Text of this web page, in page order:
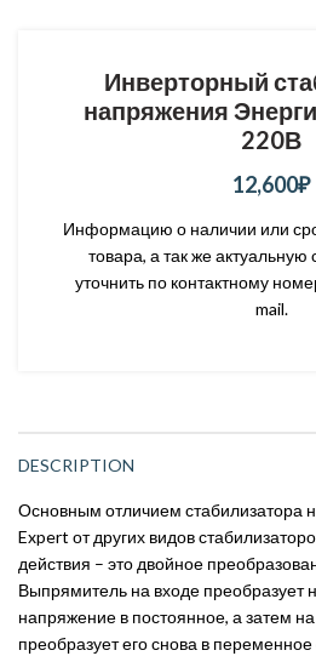
Инверторный
напряжения
220В
12,600₽
Информацию о наличии или
товара, а так же
уточнить по контактному
mail.
DESCRIPTION
Основным отличием стабилизатора
Expert от других видов
действия – это двойное
Выпрямитель на входе преобразует
напряжение в постоянное, а затем
преобразует его снова в